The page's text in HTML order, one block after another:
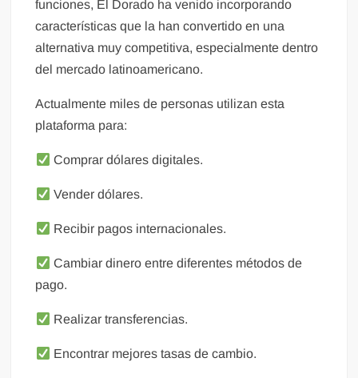
funciones, El Dorado ha venido incorporando
características que la han convertido en una
alternativa muy competitiva, especialmente dentro
del mercado latinoamericano.
Actualmente miles de personas utilizan esta
plataforma para:
Comprar dólares digitales.
Vender dólares.
Recibir pagos internacionales.
Cambiar dinero entre diferentes métodos de
pago.
Realizar transferencias.
Encontrar mejores tasas de cambio.